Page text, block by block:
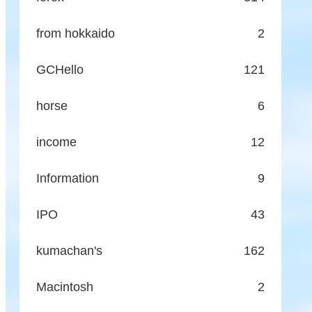
from hokkaido 2
GCHello 121
horse 6
income 12
Information 9
IPO 43
kumachan's 162
Macintosh 2